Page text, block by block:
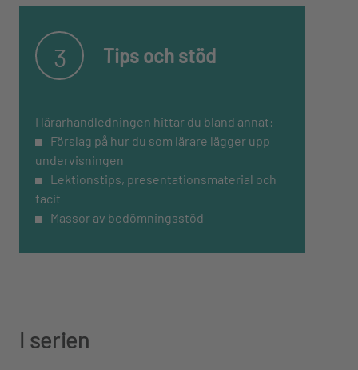
3 Tips och stöd
I lärarhandledningen hittar du bland annat:
Förslag på hur du som lärare lägger upp
undervisningen
Lektionstips, presentationsmaterial och
facit
Massor av bedömningsstöd
I serien